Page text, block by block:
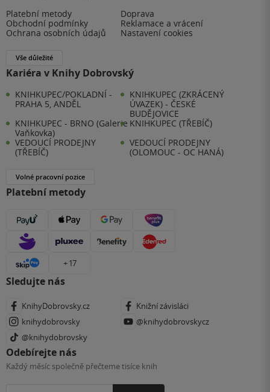
Platební metody
Doprava
Obchodní podmínky
Reklamace a vrácení
Ochrana osobních údajů
Nastavení cookies
Vše důležité
Kariéra v Knihy Dobrovský
KNIHKUPEC/POKLADNÍ -
PRAHA 5, ANDĚL
KNIHKUPEC (ZKRÁCENÝ
ÚVAZEK) - ČESKÉ
BUDĚJOVICE
KNIHKUPEC - BRNO (Galerie
Vaňkovka)
KNIHKUPEC (TŘEBÍČ)
VEDOUCÍ PRODEJNY
(TŘEBÍČ)
VEDOUCÍ PRODEJNY
(OLOMOUC - OC HANÁ)
Volné pracovní pozice
Platební metody
+ 17
Sledujte nás
KnihyDobrovsky.cz
Knižní závisláci
knihydobrovsky
@knihydobrovskycz
@knihydobrovsky
Odebírejte nás
Každý měsíc společně přečteme tisíce knih